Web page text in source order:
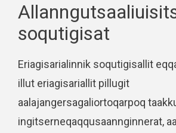
soqutigisat
Eriagisarialinnik soqutigisallit
illut eriagisariallit pillugit
aalajangersagaliortoqarpoq
ingitserneqaqqusaannginnerat,